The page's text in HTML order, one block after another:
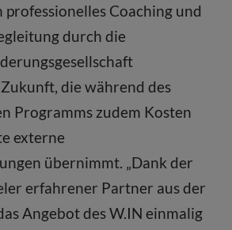
professionelles Coaching und
durch die
die während des
Programms zudem Kosten
externe
übernimmt. „Dank der
erfahrener Partner aus der
Angebot des W.IN einmalig